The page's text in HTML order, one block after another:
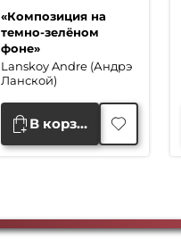
«Композиция на
темно-зелёном
фоне»
Lanskoy Andre (Андрэ
Ланской)
цена
составляла
50,000 ₽.
цена:
40,000 ₽.
В корзину